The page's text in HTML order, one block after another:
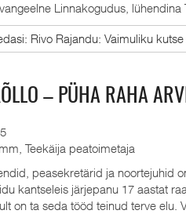
Linnakogudus,
Rivo Rajandu: Vaimuliku
– PÜHA RAHA
Teekäija peatoimetaja
peasekretärid ja noortejuhid
kantseleis järjepanu 17 aastat
on ta seda tööd teinud terve elu.